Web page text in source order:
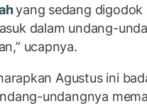
yang sedang digodok
dalam undang-
ucapnya.
Agustus ini
undangnya